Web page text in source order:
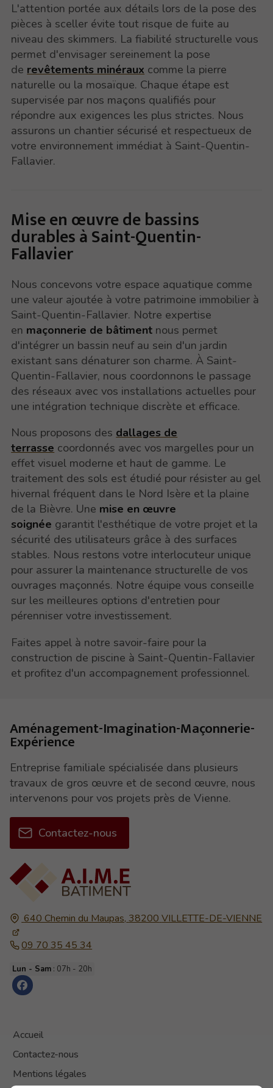
L'attention portée aux détails lors de la pose des
pièces à sceller évite tout risque de fuite au
niveau des skimmers. La fiabilité structurelle vous
permet d'envisager sereinement la pose
de revêtements minéraux comme la pierre
naturelle ou la mosaïque. Chaque étape est
supervisée par nos maçons qualifiés pour
répondre aux exigences les plus strictes. Nous
assurons un chantier sécurisé et respectueux de
votre environnement immédiat à Saint-Quentin-
Fallavier.
Mise en œuvre de bassins
durables à Saint-Quentin-
Fallavier
Nous concevons votre espace aquatique comme
une valeur ajoutée à votre patrimoine immobilier à
Saint-Quentin-Fallavier. Notre expertise
en maçonnerie de bâtiment nous permet
d'intégrer un bassin neuf au sein d'un jardin
existant sans dénaturer son charme. À Saint-
Quentin-Fallavier, nous coordonnons le passage
des réseaux avec vos installations actuelles pour
une intégration technique discrète et efficace.
Nous proposons des dallages de
terrasse coordonnés avec vos margelles pour un
effet visuel moderne et haut de gamme. Le
traitement des sols est étudié pour résister au gel
hivernal fréquent dans le Nord Isère et la plaine
de la Bièvre. Une mise en œuvre
soignée garantit l'esthétique de votre projet et la
sécurité des utilisateurs grâce à des surfaces
stables. Nous restons votre interlocuteur unique
pour assurer la maintenance structurelle de vos
ouvrages maçonnés. Notre équipe vous conseille
sur les meilleures options d'entretien pour
pérenniser votre investissement.
Faites appel à notre savoir-faire pour la
construction de piscine à Saint-Quentin-Fallavier
et profitez d'un accompagnement professionnel.
640 Chemin du Maupas, 38200 VILLETTE-DE-VIENNE
09 70 35 45 34
Lun - Sam : 07h - 20h
Accueil
Contactez-nous
Mentions légales
Aménagement-Imagination-Maçonnerie-
Expérience
Entreprise familiale spécialisée dans plusieurs
travaux de gros œuvre et de second œuvre, nous
intervenons pour vos projets près de Vienne.
Contactez-nous